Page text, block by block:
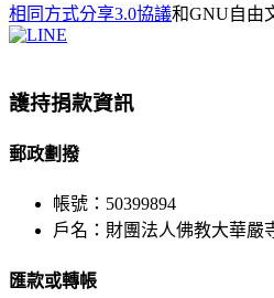
相同方式分享3.0協議和GNU自由
Facebook
X
WeChat
YouTube
LINE
Bar
Area
護持捐款資訊
郵政劃撥
帳號：50399894
戶名：財團法人佛教大華嚴
匯款或轉帳